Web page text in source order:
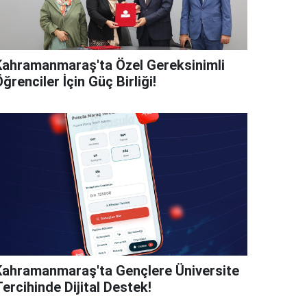
Özel Gereksinimli
İçin Güç Birliği!
Gençlere Üniversite
Dijital Destek!